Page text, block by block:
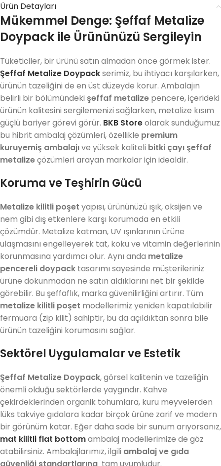
Ürün Detayları
Mükemmel Denge: Şeffaf Metalize
Doypack ile Ürününüzü Sergileyin
Tüketiciler, bir ürünü satın almadan önce görmek ister.
Şeffaf Metalize Doypackserimiz, bu ihtiyacı karşılarken,
ürünün tazeliğini de en üst düzeyde korur. Ambalajın
belirli bir bölümündeki şeffaf metalize pencere, içerideki
ürünün kalitesini sergilemenizi sağlarken, metalize kısım
güçlü bariyer görevi görür. BKB Storeolarak sunduğumuz
bu hibrit ambalaj çözümleri, özellikle premium
kuruyemiş ambalajıve yüksek kaliteli bitki çayı şeffaf
metalizeçözümleri arayan markalar için idealdir.
Koruma ve Teşhirin Gücü
Metalize kilitli poşet yapısı, ürününüzü ışık, oksijen ve
nem gibi dış etkenlere karşı korumada en etkili
çözümdür. Metalize katman, UV ışınlarının ürüne
ulaşmasını engelleyerek tat, koku ve vitamin değerlerinin
korunmasına yardımcı olur. Aynı anda metalize
pencereli doypack tasarımı sayesinde müşterileriniz
ürüne dokunmadan ne satın aldıklarını net bir şekilde
görebilir. Bu şeffaflık, marka güvenilirliğini artırır. Tüm
metalize kilitli poşet modellerimiz yeniden kapatılabilir
fermuara (zip kilit) sahiptir, bu da açıldıktan sonra bile
ürünün tazeliğini korumasını sağlar.
Sektörel Uygulamalar ve Estetik
Şeffaf Metalize Doypack, görsel kalitenin ve tazeliğin
önemli olduğu sektörlerde yaygındır. Kahve
çekirdeklerinden organik tohumlara, kuru meyvelerden
lüks takviye gıdalara kadar birçok ürüne zarif ve modern
bir görünüm katar. Eğer daha sade bir sunum arıyorsanız,
mat kilitli flat bottomambalaj modellerimize de göz
atabilirsiniz. Ambalajlarımız, ilgili ambalaj ve gıda